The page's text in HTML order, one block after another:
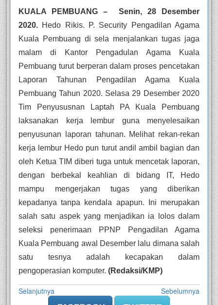
KUALA PEMBUANG –  Senin, 28 Desember
2020. Hedo Rikis. P. Security Pengadilan Agama
Kuala Pembuang di sela menjalankan tugas jaga
malam di Kantor Pengadulan Agama Kuala
Pembuang turut berperan dalam proses pencetakan
Laporan Tahunan Pengadilan Agama Kuala
Pembuang Tahun 2020. Selasa 29 Desember 2020
Tim Penyususnan Laptah PA Kuala Pembuang
laksanakan kerja lembur guna menyelesaikan
penyusunan laporan tahunan. Melihat rekan-rekan
kerja lembur Hedo pun turut andil ambil bagian dan
oleh Ketua TIM diberi tuga untuk mencetak laporan,
dengan berbekal keahlian di bidang IT, Hedo
mampu mengerjakan tugas yang diberikan
kepadanya tanpa kendala apapun. Ini merupakan
salah satu aspek yang menjadikan ia lolos dalam
seleksi penerimaan PPNP Pengadilan Agama
Kuala Pembuang awal Desember lalu dimana salah
satu tesnya adalah kecapakan dalam
pengoperasian komputer. (Redaksi/KMP)
Selanjutnya Sebelumnya